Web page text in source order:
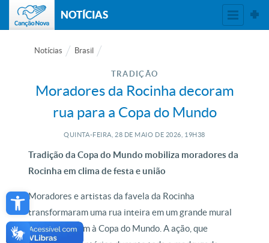
Open toolbar
NOTÍCIAS
Notícias Brasil
TRADIÇÃO
Moradores da Rocinha decoram
rua para a Copa do Mundo
QUINTA-FEIRA, 28 DE MAIO DE 2026, 19H38
Tradição da Copa do Mundo mobiliza moradores da
Rocinha em clima de festa e união
Moradores e artistas da favela da Rocinha
transformaram uma rua inteira em um grande mural
em homenagem à Copa do Mundo. A ação, que